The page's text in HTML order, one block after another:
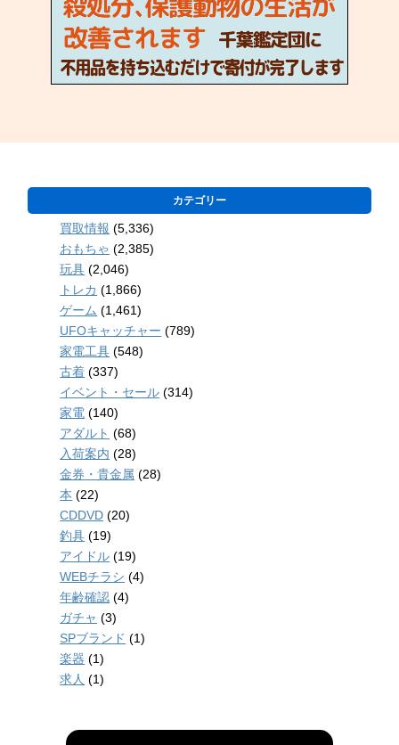
カテゴリー
買取情報 (5,336)
おもちゃ (2,385)
玩具 (2,046)
トレカ (1,866)
ゲーム (1,461)
UFOキャッチャー (789)
家電工具 (548)
古着 (337)
イベント・セール (314)
家電 (140)
アダルト (68)
入荷案内 (28)
金券・貴金属 (28)
本 (22)
CDDVD (20)
釣具 (19)
アイドル (19)
WEBチラシ (4)
年齢確認 (4)
ガチャ (3)
SPブランド (1)
楽器 (1)
求人 (1)